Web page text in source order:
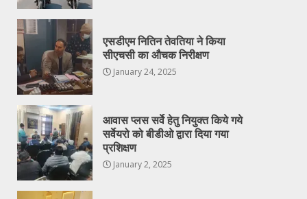
एसडीएम नितिन तेवतिया ने किया
सीएचसी का औचक निरीक्षण
January 24, 2025
आवास प्लस सर्वे हेतु नियुक्त किये गये
सर्वेयरो को बीडीओ द्वारा दिया गया
प्रशिक्षण
January 2, 2025